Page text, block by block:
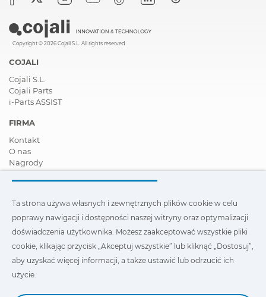
Copyright © 2026 Cojali S.L. All rights reserved
COJALI
Cojali S.L.
Cojali Parts
i-Parts ASSIST
FIRMA
Kontakt
O nas
Nagrody
Certyfikaty
Społeczna Odpowiedzialność Biznesu
Aktualności
Film
FAQ - Najczęściej zadawane pytania
Ta strona wykorzystuje nasze własne i zewnętrzne pliki cookie,
aby poprawić nawigację i dostępność naszej witryny oraz
Ta strona używa własnych i zewnętrznych plików cookie w celu
poprawy nawigacji i dostępności naszej witryny oraz optymalizacji
doświadczenia użytkownika. Możesz zaakceptować wszystkie pliki
cookie, klikając przycisk „Akceptuj wszystkie” lub kliknąć „Dostosuj”,
aby uzyskać więcej informacji, a także ustawić lub odrzucić ich
użycie.